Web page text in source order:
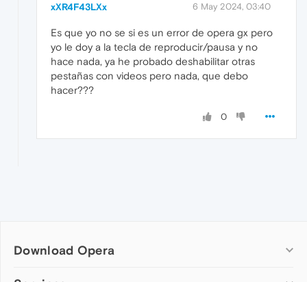
xXR4F43LXx 6 May 2024, 03:40
Es que yo no se si es un error de opera gx pero
yo le doy a la tecla de reproducir/pausa y no
hace nada, ya he probado deshabilitar otras
pestañas con videos pero nada, que debo
hacer???
0
Download Opera